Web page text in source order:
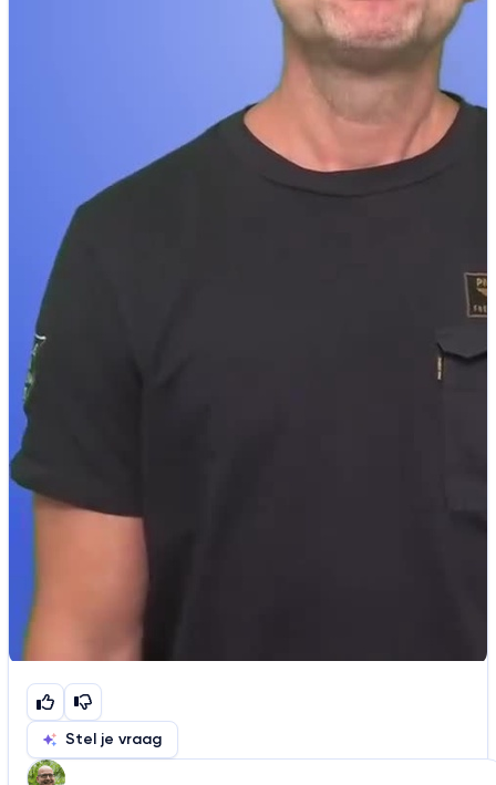
Stel je vraag